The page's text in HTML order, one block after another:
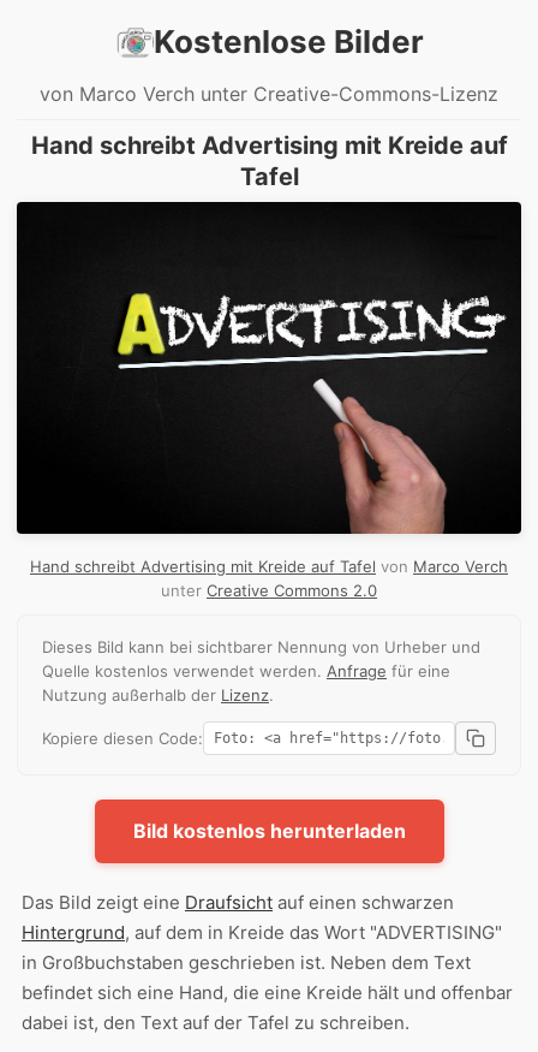
Kostenlose Bilder
von Marco Verch unter Creative-Commons-Lizenz
Hand schreibt Advertising mit Kreide auf
Tafel
Hand schreibt Advertising mit Kreide auf Tafel von Marco Verch
unter Creative Commons 2.0
Dieses Bild kann bei sichtbarer Nennung von Urheber und
Quelle kostenlos verwendet werden. Anfrage für eine
Nutzung außerhalb der Lizenz.
Kopiere diesen Code:
Bild kostenlos herunterladen
Das Bild zeigt eine Draufsicht auf einen schwarzen
Hintergrund, auf dem in Kreide das Wort "ADVERTISING"
in Großbuchstaben geschrieben ist. Neben dem Text
befindet sich eine Hand, die eine Kreide hält und offenbar
dabei ist, den Text auf der Tafel zu schreiben.